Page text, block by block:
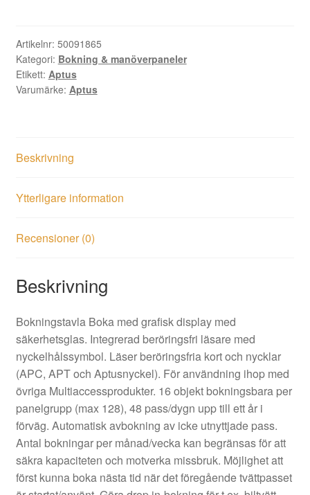
mängd
Artikelnr: 50091865
Kategori: Bokning & manöverpaneler
Etikett: Aptus
Varumärke: Aptus
Beskrivning
Ytterligare information
Recensioner (0)
Beskrivning
Bokningstavla Boka med grafisk display med
säkerhetsglas. Integrerad beröringsfri läsare med
nyckelhålssymbol. Läser beröringsfria kort och nycklar
(APC, APT och Aptusnyckel). För användning ihop med
övriga Multiaccessprodukter. 16 objekt bokningsbara per
panelgrupp (max 128), 48 pass/dygn upp till ett år i
förväg. Automatisk avbokning av icke utnyttjade pass.
Antal bokningar per månad/vecka kan begränsas för att
säkra kapaciteten och motverka missbruk. Möjlighet att
först kunna boka nästa tid när det föregående tvättpasset